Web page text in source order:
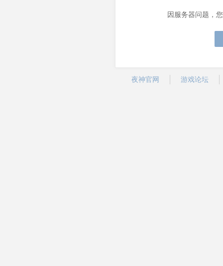
因服务器问题，
夜神官网 游戏论坛